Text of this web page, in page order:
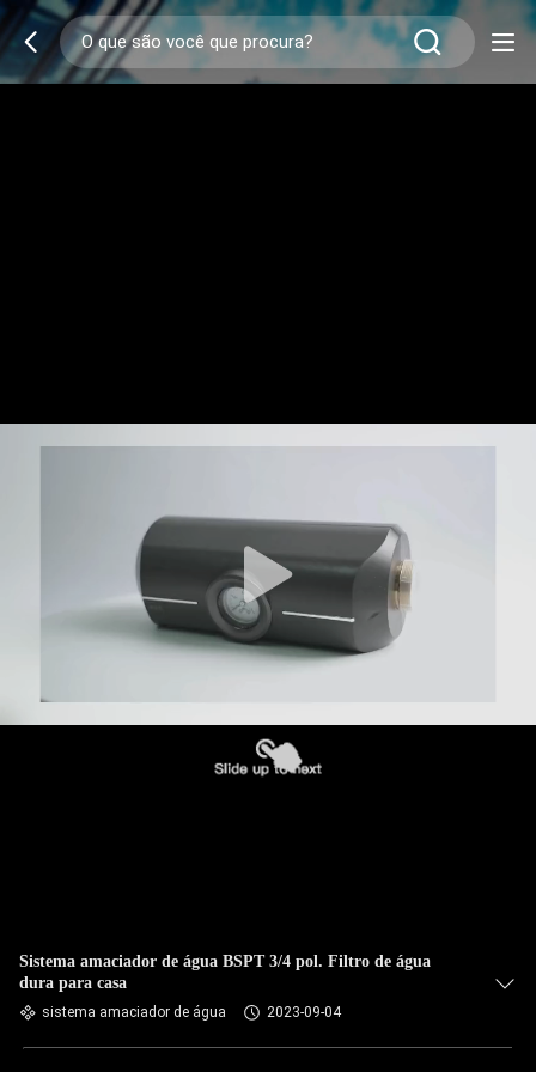
Sistema amaciador de água BSPT 3/4 pol. Filtro de água
dura para casa
sistema amaciador de água 2023-09-04